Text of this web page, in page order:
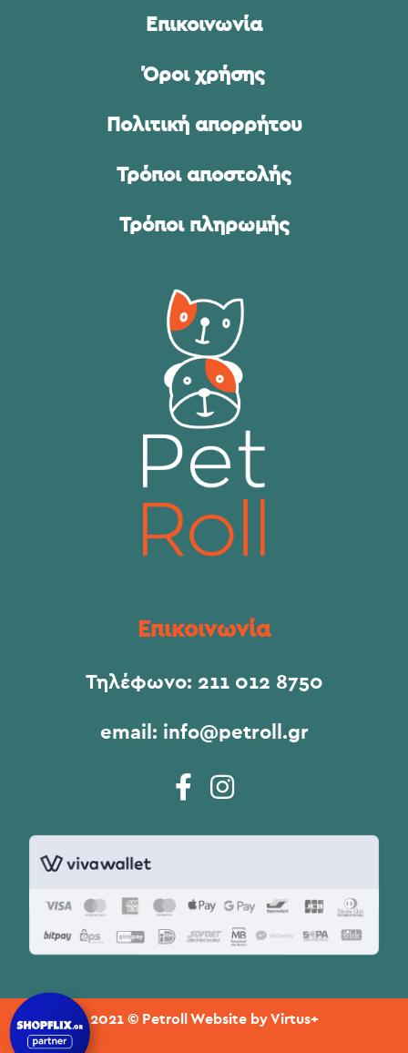
Επικοινωνία
Όροι χρήσης
Πολιτική απορρήτου
Τρόποι αποστολής
Τρόποι πληρωμής
Επικοινωνία
Τηλέφωνο: 211 012 8750
email: info@petroll.gr
2021 © Petroll Website byVirtus+